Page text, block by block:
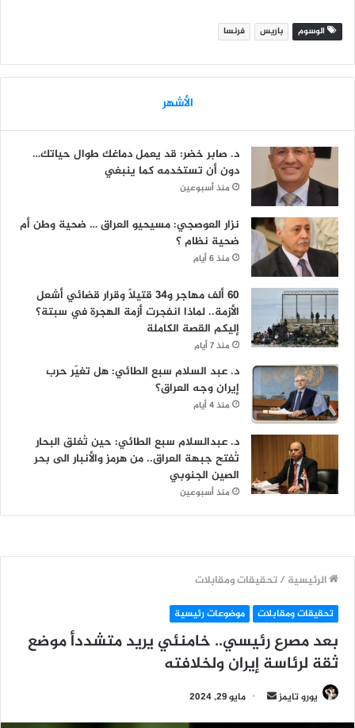
الوسوم باريس فرنسا
الأشهر
د. صابر خضر: قد يعمل دماغك طوال حياتك…
دون أن تستخدمه كما ينبغي
منذ أسبوعين
نزار العوصجي: مسيحيو العراق … ضحية وطن أم
ضحية نظام ؟
منذ 6 أيام
60 ألف مهاجر و34 قتيلاً وقرار قضائي أشعل
الأزمة.. لماذا انفجرت أزمة الهجرة في سبتة؟
إليكم القصة الكاملة
منذ 7 أيام
د. عبد السلام سبع الطائي: هل تغيّر حرب
إيران وجه العراق؟
منذ 4 أيام
د. عبدالسلام سبع الطائي: حين تُغلق البحار
تُفتح جبهة العراق.. من هرمز والأنبار الى بحر
الصين الجنوبي
منذ أسبوعين